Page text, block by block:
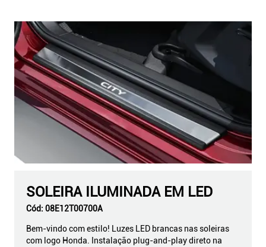
SOLEIRA ILUMINADA EM LED
Cód: 08E12T00700A
Bem-vindo com estilo! Luzes LED brancas nas soleiras
com logo Honda. Instalação plug-and-play direto na